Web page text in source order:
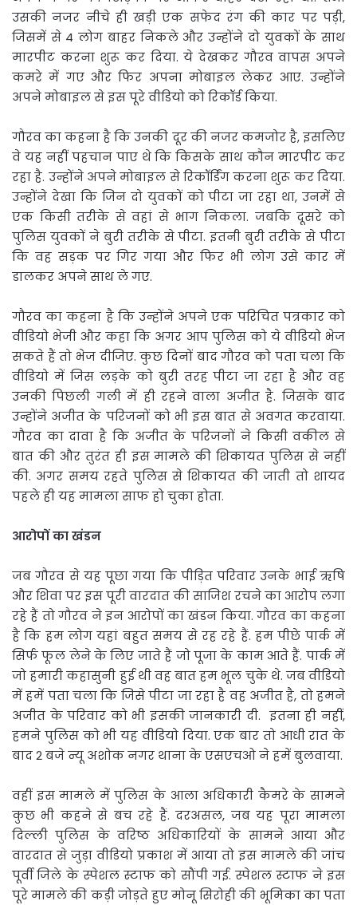
उसकी नजर नीचे ही खड़ी एक सफेद रंग की कार पर पड़ी,
जिसमें से 4 लोग बाहर निकले और उन्होंने दो युवकों के साथ
मारपीट करना शुरू कर दिया. ये देखकर गौरव वापस अपने
कमरे में गए और फिर अपना मोबाइल लेकर आए. उन्होंने
अपने मोबाइल से इस पूरे वीडियो को रिकॉर्ड किया.
गौरव का कहना है कि उनकी दूर की नजर कमजोर है, इसलिए
वे यह नहीं पहचान पाए थे कि किसके साथ कौन मारपीट कर
रहा है. उन्होंने अपने मोबाइल से रिकॉर्डिंग करना शुरू कर दिया.
उन्होंने देखा कि जिन दो युवकों को पीटा जा रहा था, उनमें से
एक किसी तरीके से वहां से भाग निकला. जबकि दूसरे को
पुलिस युवकों ने बुरी तरीके से पीटा. इतनी बुरी तरीके से पीटा
कि वह सड़क पर गिर गया और फिर भी लोग उसे कार में
डालकर अपने साथ ले गए.
गौरव का कहना है कि उन्होंने अपने एक परिचित पत्रकार को
वीडियो भेजी और कहा कि अगर आप पुलिस को ये वीडियो भेज
सकते हैं तो भेज दीजिए. कुछ दिनों बाद गौरव को पता चला कि
वीडियो में जिस लड़के को बुरी तरह पीटा जा रहा है और वह
उनकी पिछली गली में ही रहने वाला अजीत है. जिसके बाद
उन्होंने अजीत के परिजनों को भी इस बात से अवगत करवाया.
गौरव का दावा है कि अजीत के परिजनों ने किसी वकील से
बात की और तुरंत ही इस मामले की शिकायत पुलिस से नहीं
की. अगर समय रहते पुलिस से शिकायत की जाती तो शायद
पहले ही यह मामला साफ हो चुका होता.
आरोपों का खंडन
जब गौरव से यह पूछा गया कि पीड़ित परिवार उनके भाई ऋषि
और शिवा पर इस पूरी वारदात की साजिश रचने का आरोप लगा
रहे हैं तो गौरव ने इन आरोपों का खंडन किया. गौरव का कहना
है कि हम लोग यहां बहुत समय से रह रहे हैं. हम पीछे पार्क में
सिर्फ फूल लेने के लिए जाते हैं जो पूजा के काम आते हैं. पार्क में
जो हमारी कहासुनी हुई थी वह बात हम भूल चुके थे. जब वीडियो
में हमें पता चला कि जिसे पीटा जा रहा है वह अजीत है, तो हमने
अजीत के परिवार को भी इसकी जानकारी दी. इतना ही नहीं,
हमने पुलिस को भी यह वीडियो दिया. एक बार तो आधी रात के
बाद 2 बजे न्यू अशोक नगर थाना के एसएचओ ने हमें बुलवाया.
वहीं इस मामले में पुलिस के आला अधिकारी कैमरे के सामने
कुछ भी कहने से बच रहे हैं. दरअसल, जब यह पूरा मामला
दिल्ली पुलिस के वरिष्ठ अधिकारियों के सामने आया और
वारदात से जुड़ा वीडियो प्रकाश में आया तो इस मामले की जांच
पूर्वी जिले के स्पेशल स्टाफ को सौंपी गई. स्पेशल स्टाफ ने इस
पूरे मामले की कड़ी जोड़ते हुए मोनू सिरोही की भूमिका का पता